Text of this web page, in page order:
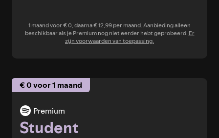
1 maand voor € 0, daarna € 12,99 per maand. Aanbieding alleen
beschikbaar als je Premium nog niet eerder hebt geprobeerd. Er
zijn voorwaarden van toepassing.
€ 0 voor 1 maand
Premium
Student